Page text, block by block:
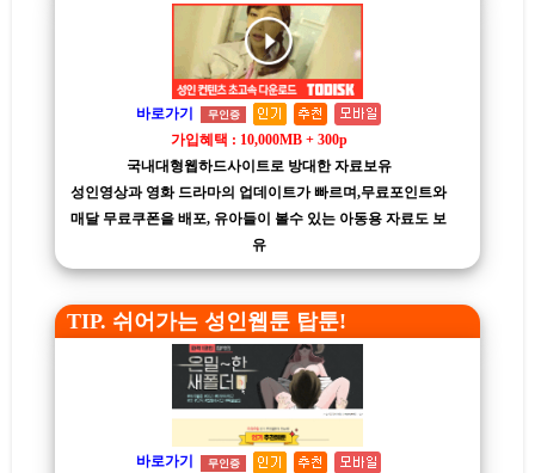
바로가기 무인증
가입혜택 : 10,000MB + 300p
국내대형웹하드사이트로 방대한 자료보유
성인영상과 영화 드라마의 업데이트가 빠르며,무료포인트와
매달 무료쿠폰을 배포, 유아들이 볼수 있는 아동용 자료도 보
유
TIP. 쉬어가는 성인웹툰 탑툰!
바로가기 무인증